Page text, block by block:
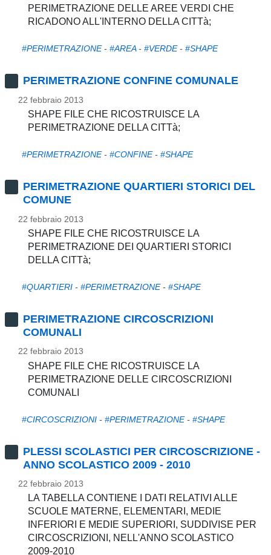
PERIMETRAZIONE DELLE AREE VERDI CHE
RICADONO ALL'INTERNO DELLA CITTà;
#PERIMETRAZIONE- #AREA- #VERDE- #SHAPE
PERIMETRAZIONE CONFINE COMUNALE
22 febbraio 2013
SHAPE FILE CHE RICOSTRUISCE LA
PERIMETRAZIONE DELLA CITTà;
#PERIMETRAZIONE- #CONFINE- #SHAPE
PERIMETRAZIONE QUARTIERI STORICI DEL
COMUNE
22 febbraio 2013
SHAPE FILE CHE RICOSTRUISCE LA
PERIMETRAZIONE DEI QUARTIERI STORICI
DELLA CITTà;
#QUARTIERI- #PERIMETRAZIONE- #SHAPE
PERIMETRAZIONE CIRCOSCRIZIONI
COMUNALI
22 febbraio 2013
SHAPE FILE CHE RICOSTRUISCE LA
PERIMETRAZIONE DELLE CIRCOSCRIZIONI
COMUNALI
#CIRCOSCRIZIONI- #PERIMETRAZIONE- #SHAPE
PLESSI SCOLASTICI PER CIRCOSCRIZIONE -
ANNO SCOLASTICO 2009 - 2010
22 febbraio 2013
LA TABELLA CONTIENE I DATI RELATIVI ALLE
SCUOLE MATERNE, ELEMENTARI, MEDIE
INFERIORI E MEDIE SUPERIORI, SUDDIVISE PER
CIRCOSCRIZIONI, NELL'ANNO SCOLASTICO
2009-2010